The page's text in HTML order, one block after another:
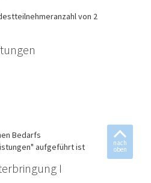
von 2
Bedarfs
aufgeführt ist
I
nach
oben